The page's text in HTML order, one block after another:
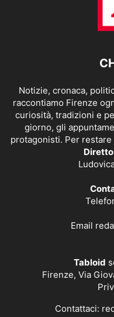
Notizie, cronaca,
raccontiamo Firenze
curiosità, tradizioni e
giorno, gli
protagonisti. Per
Email
Tabloid
Firenze, Via
Contattaci: